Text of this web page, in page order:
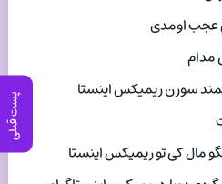
پست قبلی
عجب اومدی
مدام
سورن ریمیکس اینستا
مال کی تو ریمیکس اینستا